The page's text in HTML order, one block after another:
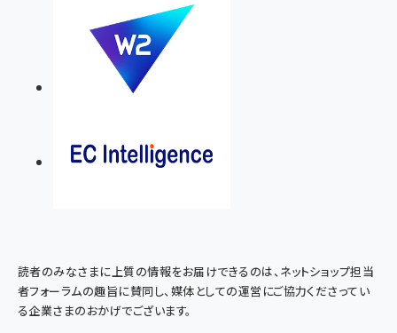
読者のみなさまに上質の情報をお届けできるのは、ネットショップ担当
者フォーラムの趣旨に賛同し、媒体としての運営にご協力くださってい
る企業さまのおかげでございます。